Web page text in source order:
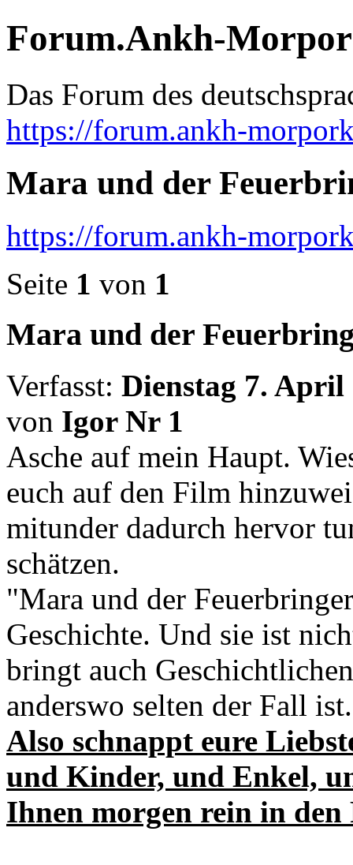
Forum.Ankh-
Das Forum des
https://forum.ankh-
Mara und der
https://forum.ankh-
Seite 1 von 1
Mara und der
Verfasst: Dienstag 7. April
von Igor Nr 1
Asche auf mein Haupt.
euch auf den Film
mitunder dadurch hervor
schätzen.
"Mara und der
Geschichte. Und sie ist
bringt auch
anderswo selten der Fall
Also schnappt eure
und Kinder, und Enkel,
Ihnen morgen rein in den